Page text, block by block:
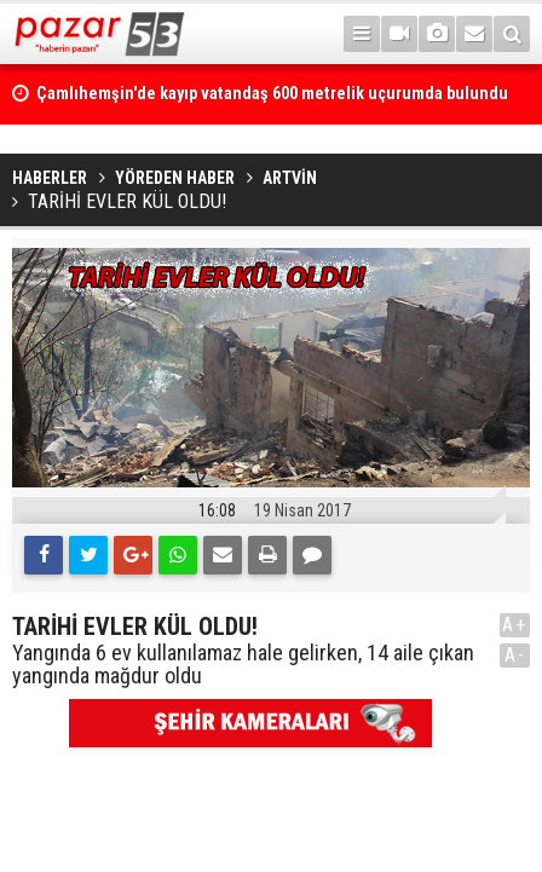
Çamlıhemşin'de kayıp vatandaş 600 metrelik uçurumda bulundu
HABERLER YÖREDEN HABER ARTVİN
TARİHİ EVLER KÜL OLDU!
16:08 19 Nisan 2017
TARİHİ EVLER KÜL OLDU!
Yangında 6 ev kullanılamaz hale gelirken, 14 aile çıkan
yangında mağdur oldu
A+
A-